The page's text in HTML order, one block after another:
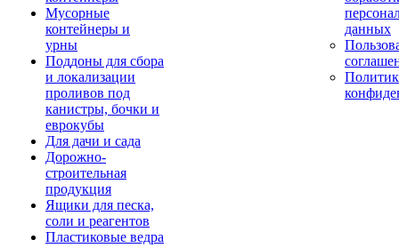
Мусорные
контейнеры и
урны
Поддоны для сбора
и локализации
проливов под
канистры, бочки и
еврокубы
Для дачи и сада
Дорожно-
строительная
продукция
Ящики для песка,
соли и реагентов
Пластиковые ведра
данных